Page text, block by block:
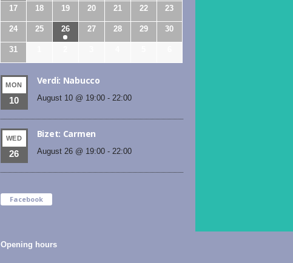
17 18 19 20 21 22 23
24 25 26 27 28 29 30
31
MON
10
Verdi: Nabucco
August 10 @ 19:00- 22:00
WED
26
Bizet: Carmen
August 26 @ 19:00- 22:00
Facebook
Opening hours